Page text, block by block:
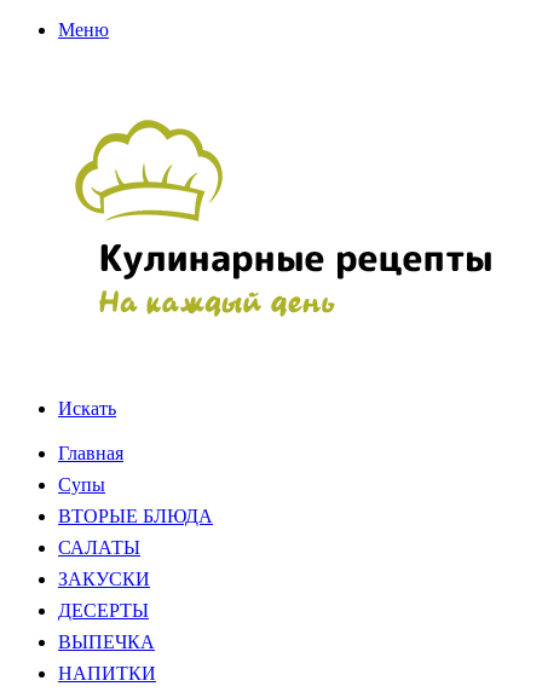
Меню
Искать
Главная
Супы
ВТОРЫЕ БЛЮДА
САЛАТЫ
ЗАКУСКИ
ДЕСЕРТЫ
ВЫПЕЧКА
НАПИТКИ